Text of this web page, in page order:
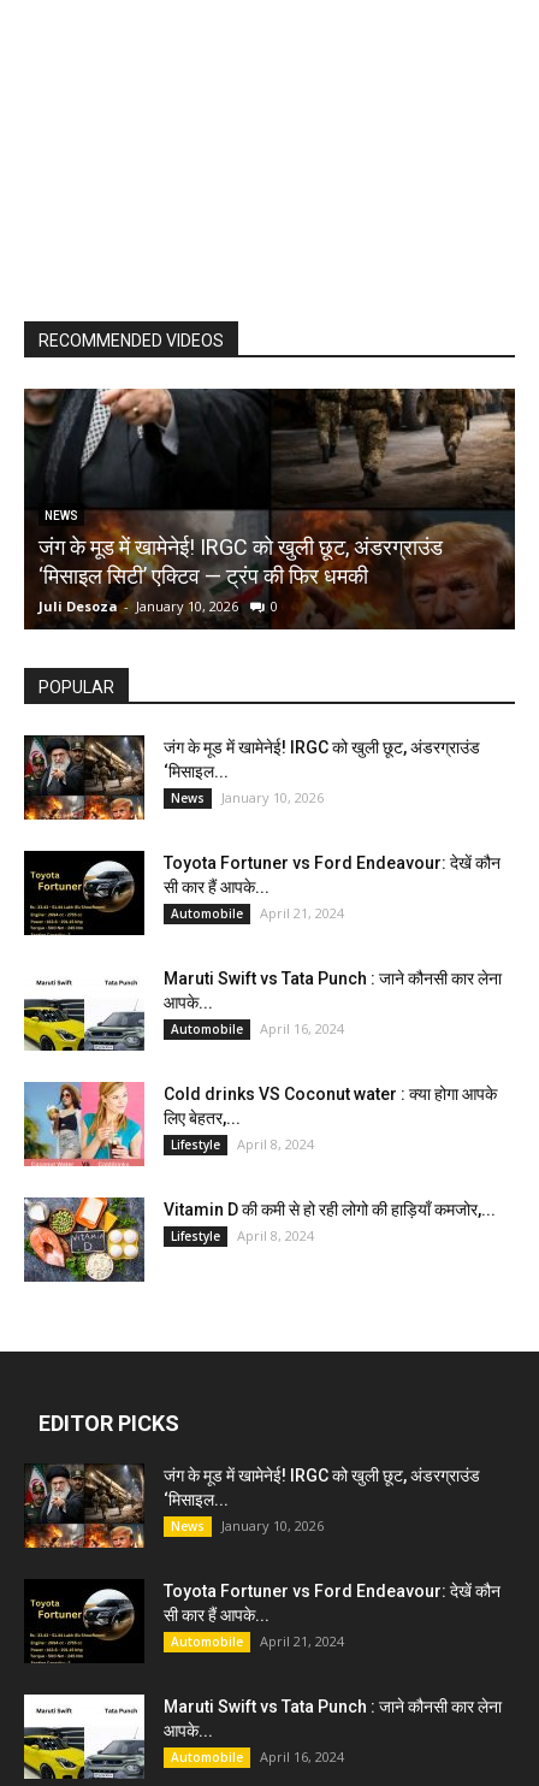
RECOMMENDED VIDEOS
NEWS
जंग के मूड में खामेनेई! IRGC को खुली छूट, अंडरग्राउंड
‘मिसाइल सिटी’ एक्टिव — ट्रंप की फिर धमकी
Juli Desoza - January 10, 2026 0
POPULAR
जंग के मूड में खामेनेई! IRGC को खुली छूट, अंडरग्राउंड
‘मिसाइल...
News January 10, 2026
Toyota Fortuner vs Ford Endeavour: देखें कौन
सी कार हैं आपके...
Automobile April 21, 2024
Maruti Swift vs Tata Punch : जाने कौनसी कार लेना
आपके...
Automobile April 16, 2024
Cold drinks VS Coconut water : क्या होगा आपके
लिए बेहतर,...
Lifestyle April 8, 2024
Vitamin D की कमी से हो रही लोगो की हाड़ियाँ कमजोर,...
Lifestyle April 8, 2024
EDITOR PICKS
जंग के मूड में खामेनेई! IRGC को खुली छूट, अंडरग्राउंड
‘मिसाइल...
News January 10, 2026
Toyota Fortuner vs Ford Endeavour: देखें कौन
सी कार हैं आपके...
Automobile April 21, 2024
Maruti Swift vs Tata Punch : जाने कौनसी कार लेना
आपके...
Automobile April 16, 2024